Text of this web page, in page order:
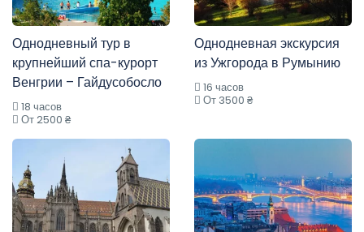
Однодневный тур в
крупнейший спа-курорт
Венгрии – Гайдусобосло
18 часов
От 2500 ₴
Однодневная экскурсия
из Ужгорода в Румынию
16 часов
От 3500 ₴